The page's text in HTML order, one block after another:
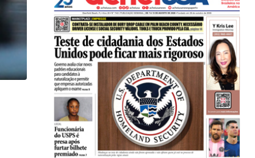
IMIGRAÇÃO,
Trump assina novos decretos contra cidadania
07/08/2026